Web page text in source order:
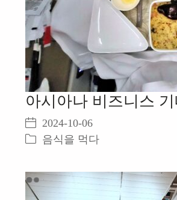
아시아나 비즈니스 기
2024-10-06
음식을 먹다